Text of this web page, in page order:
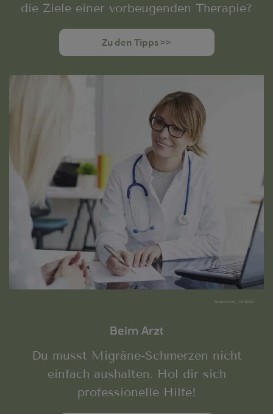
die Ziele einer vorbeugenden Therapie?
Zu den Tipps >>
AdobeStock_140321224
Beim Arzt
Du musst Migräne-Schmerzen nicht
einfach aushalten. Hol dir sich
professionelle Hilfe!